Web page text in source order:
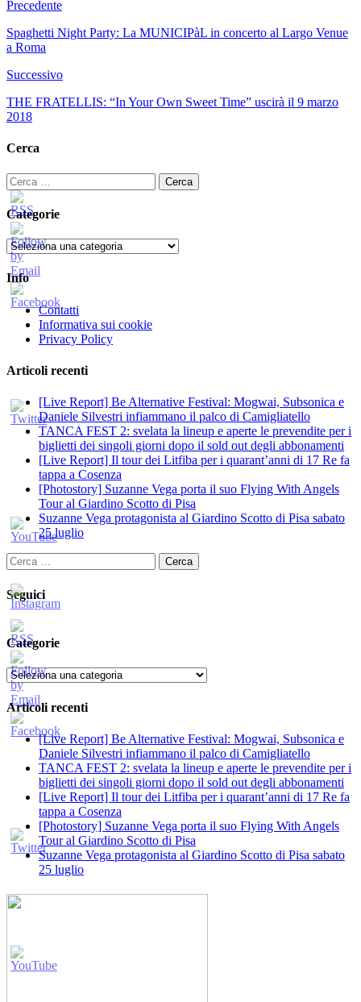
Precedente
Spaghetti Night Party: La MUNICIPàL in concerto al Largo Venue
a Roma
Successivo
THE FRATELLIS: “In Your Own Sweet Time” uscirà il 9 marzo
2018
Cerca
Ricerca
per:
Categorie
Categorie
Info
Contatti
Informativa sui cookie
Privacy Policy
Articoli recenti
[Live Report] Be Alternative Festival: Mogwai, Subsonica e
Daniele Silvestri infiammano il palco di Camigliatello
TANCA FEST 2: svelata la lineup e aperte le prevendite per i
biglietti dei singoli giorni dopo il sold out degli abbonamenti
[Live Report] Il tour dei Litfiba per i quarant’anni di 17 Re fa
tappa a Cosenza
[Photostory] Suzanne Vega porta il suo Flying With Angels
Tour al Giardino Scotto di Pisa
Suzanne Vega protagonista al Giardino Scotto di Pisa sabato
25 luglio
Ricerca
per:
Seguici
Categorie
Categorie
Articoli recenti
[Live Report] Be Alternative Festival: Mogwai, Subsonica e
Daniele Silvestri infiammano il palco di Camigliatello
TANCA FEST 2: svelata la lineup e aperte le prevendite per i
biglietti dei singoli giorni dopo il sold out degli abbonamenti
[Live Report] Il tour dei Litfiba per i quarant’anni di 17 Re fa
tappa a Cosenza
[Photostory] Suzanne Vega porta il suo Flying With Angels
Tour al Giardino Scotto di Pisa
Suzanne Vega protagonista al Giardino Scotto di Pisa sabato
25 luglio